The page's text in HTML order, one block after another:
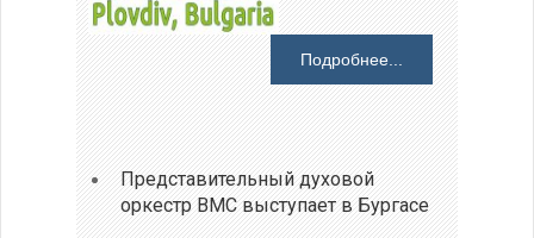
Подробнее...
Представительный духовой
оркестр ВМС выступает в Бургасе